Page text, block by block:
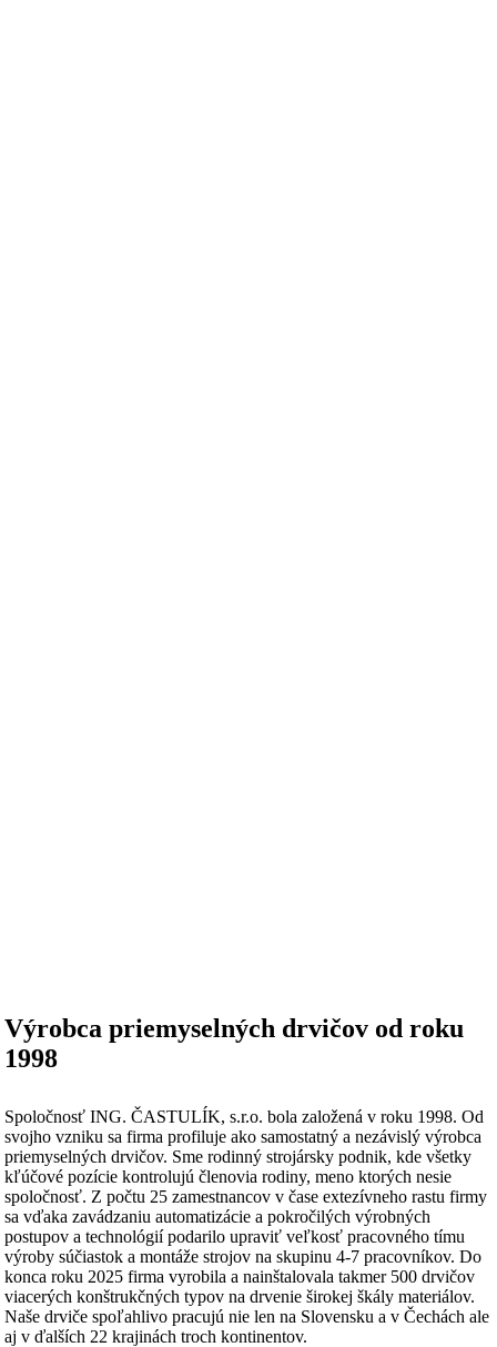
Výrobca priemyselných drvičov od roku
1998
Spoločnosť ING. ČASTULÍK, s.r.o. bola založená v roku 1998. Od
svojho vzniku sa firma profiluje ako samostatný a nezávislý výrobca
priemyselných drvičov. Sme rodinný strojársky podnik, kde všetky
kľúčové pozície kontrolujú členovia rodiny, meno ktorých nesie
spoločnosť. Z počtu 25 zamestnancov v čase extezívneho rastu firmy
sa vďaka zavádzaniu automatizácie a pokročilých výrobných
postupov a technológií podarilo upraviť veľkosť pracovného tímu
výroby súčiastok a montáže strojov na skupinu 4-7 pracovníkov. Do
konca roku 2025 firma vyrobila a nainštalovala takmer 500 drvičov
viacerých konštrukčných typov na drvenie širokej škály materiálov.
Naše drviče spoľahlivo pracujú nie len na Slovensku a v Čechách ale
aj v ďalších 22 krajinách troch kontinentov.